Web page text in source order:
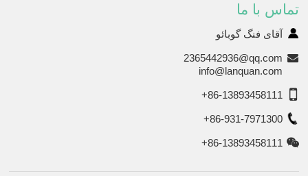
تماس با ما
آقای فنگ گوبائو
2365442936@qq.com
info@lanquan.com
+86-13893458111
+86-931-7971300
+86-13893458111